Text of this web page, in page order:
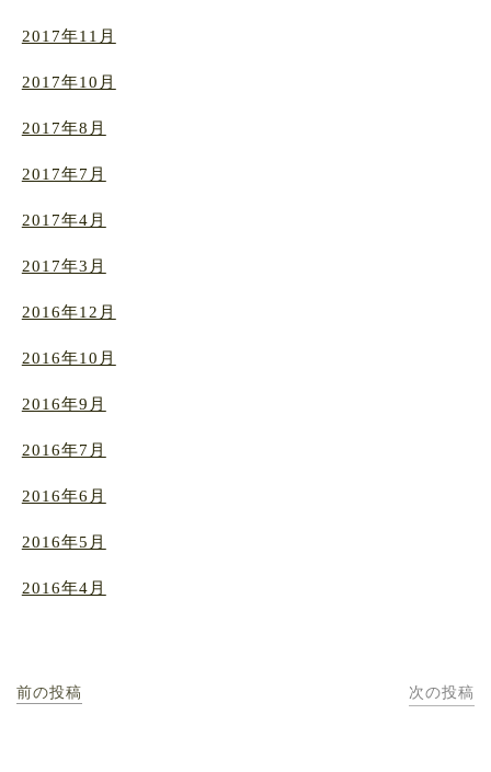
2017年11月
2017年10月
2017年8月
2017年7月
2017年4月
2017年3月
2016年12月
2016年10月
2016年9月
2016年7月
2016年6月
2016年5月
2016年4月
前の投稿 次の投稿